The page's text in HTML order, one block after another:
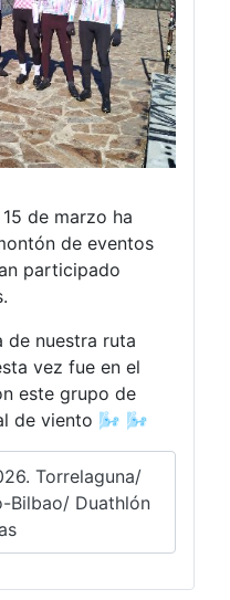
de marzo ha
de eventos
participado
de nuestra ruta
vez fue en el
este grupo de
de viento 🌬️ 🌬️
Torrelaguna/
Bilbao/ Duathlón